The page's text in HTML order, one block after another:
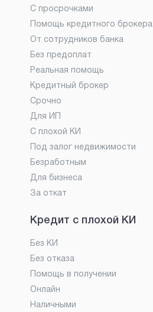
С просрочками
Помощь кредитного брокера
От сотрудников банка
Без предоплат
Реальная помощь
Кредитный брокер
Срочно
Для ИП
С плохой КИ
Под залог недвижимости
Безработным
Для бизнеса
За откат
Кредит с плохой КИ
Без КИ
Без отказа
Помощь в получении
Онлайн
Наличными